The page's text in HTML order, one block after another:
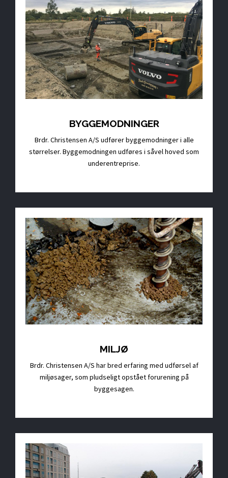
BYGGEMODNINGER
Brdr. Christensen A/S udfører byggemodninger i alle
størrelser. Byggemodningen udføres i såvel hoved som
underentreprise.
MILJØ
Brdr. Christensen A/S har bred erfaring med udførsel af
miljøsager, som pludseligt opstået forurening på
byggesagen.